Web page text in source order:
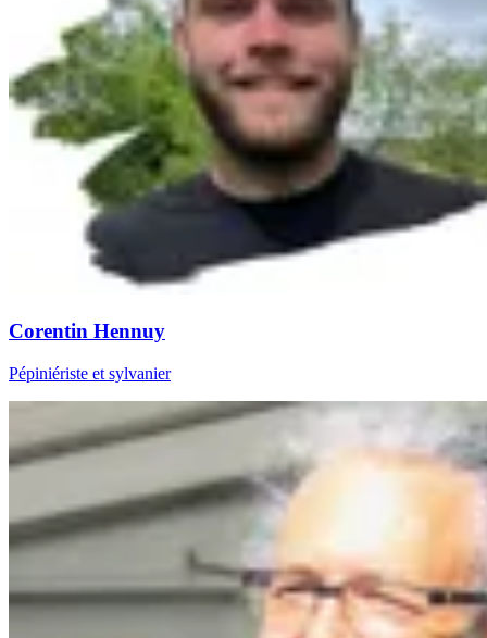
Corentin Hennuy
Pépiniériste et sylvanier